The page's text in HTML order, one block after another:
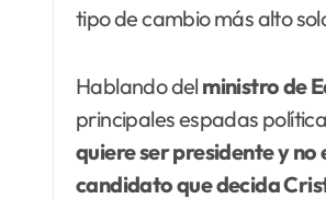
tipo de cambio más alto
Hablando del ministro de
principales espadas
quiere ser presidente y no
candidato que decida